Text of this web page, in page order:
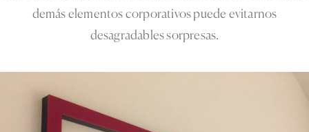
demás elementos corporativos puede evitarnos
desagradables sorpresas.